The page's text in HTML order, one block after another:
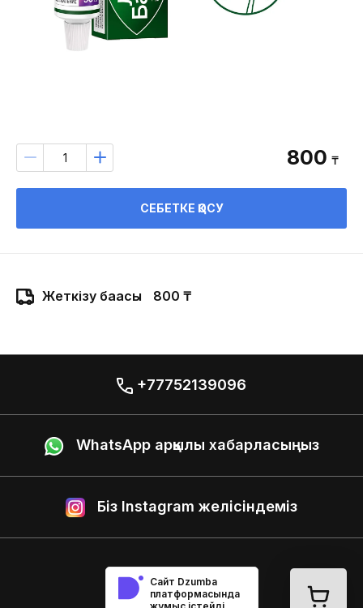
800 ₸
СЕБЕТКЕ ҚОСУ
Жеткізу бағасы 800 ₸
+77752139096
WhatsApp арқылы хабарласыңыз
Біз Instagram желісіндеміз
Сайт Dzumba
платформасында